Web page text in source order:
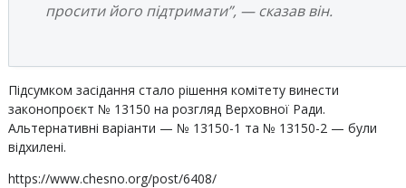
просити його підтримати”, — сказав він.
Підсумком засідання стало рішення комітету винести
законопроєкт № 13150 на розгляд Верховної Ради.
Альтернативні варіанти — № 13150-1 та № 13150-2 — були
відхилені.
https://www.chesno.org/post/6408/